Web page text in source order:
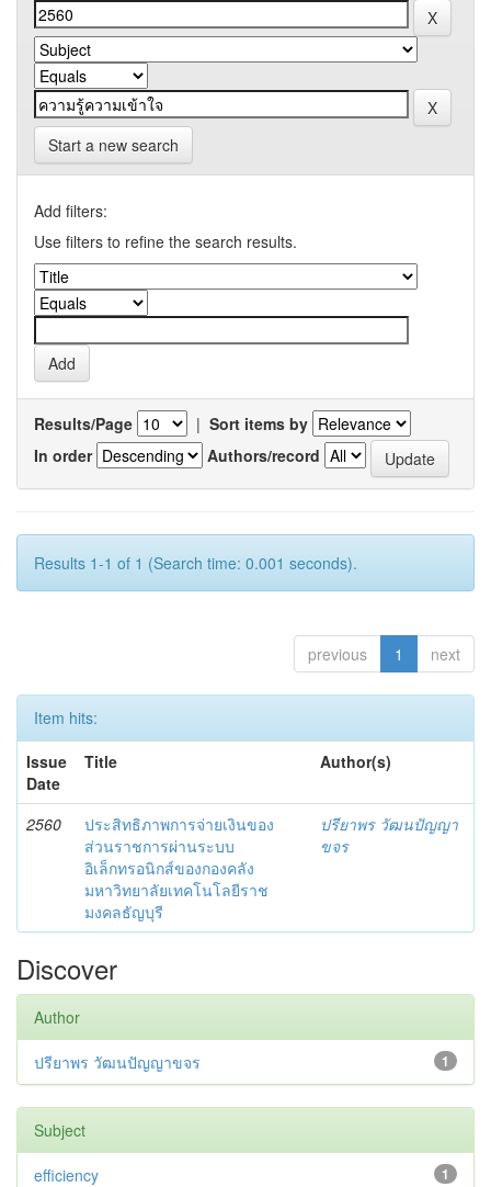
Start a new search
Add filters:
Use filters to refine the search results.
Results/Page | Sort items by
In order
Authors/record
Results 1-1 of 1 (Search time: 0.001 seconds).
previous 1 next
Item hits:
Issue
Date
Title Author(s)
2560
ประสิทธิภาพการจ่ายเงินของ
ส่วนราชการผ่านระบบ
อิเล็กทรอนิกส์ของกองคลัง
มหาวิทยาลัยเทคโนโลยีราช
มงคลธัญบุรี
ปรียาพร วัฒนปัญญา
ขจร
Discover
Author
1
ปรียาพร วัฒนปัญญาขจร
Subject
1
efficiency